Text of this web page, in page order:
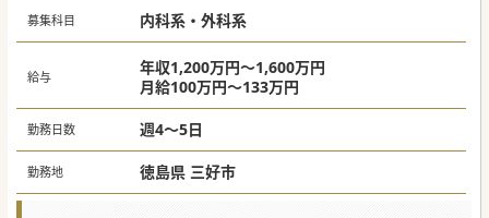
募集科目 内科系・外科系
給与
年収1,200万円～1,600万円
月給100万円～133万円
勤務日数 週4～5日
勤務地 徳島県 三好市